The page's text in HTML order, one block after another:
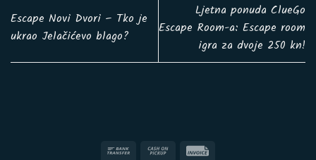
Escape Novi Dvori – Tko je
ukrao Jelačićevo blago?
Ljetna ponuda ClueGo
Escape Room-a: Escape room
igra za dvoje 250 kn!